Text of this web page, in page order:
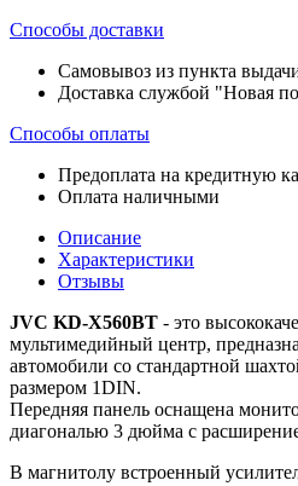
Способы доставки
Самовывоз из пункта
Доставка службой "Новая
Способы оплаты
Предоплата на кредитную
Оплата наличными
Описание
Характеристики
Отзывы
JVC KD-X560BT - это
мультимедийный центр,
автомобили со стандартной
размером 1DIN.
Передняя панель оснащена
диагональю 3 дюйма с
В магнитолу встроенный